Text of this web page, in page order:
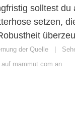
solltest du
setzen,
der Quelle |
mammut.com an